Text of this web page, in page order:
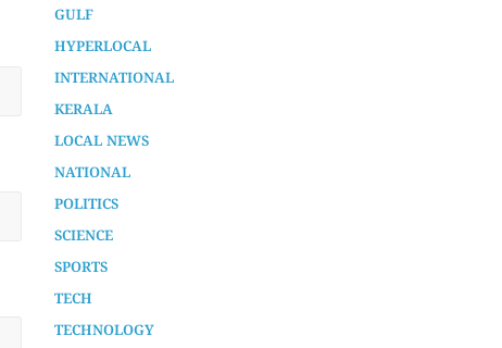
KERALA
LOCAL NEWS
NATIONAL
POLITICS
SCIENCE
SPORTS
TECH
TECHNOLOGY
UNCATEGORIZED
VLOGS
WORLD